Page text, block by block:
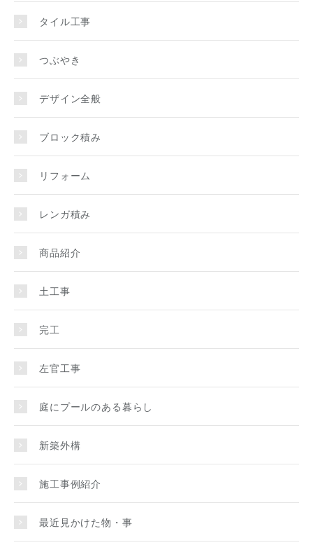
タイル工事
つぶやき
デザイン全般
ブロック積み
リフォーム
レンガ積み
商品紹介
土工事
完工
左官工事
庭にプールのある暮らし
新築外構
施工事例紹介
最近見かけた物・事